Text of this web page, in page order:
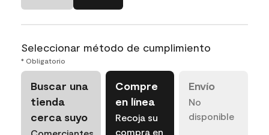
Seleccionar método de cumplimiento
* Obligatorio
Buscar una
tienda
cerca suyo
Compre
en línea
Recoja su
compra en
Envío
No
disponible